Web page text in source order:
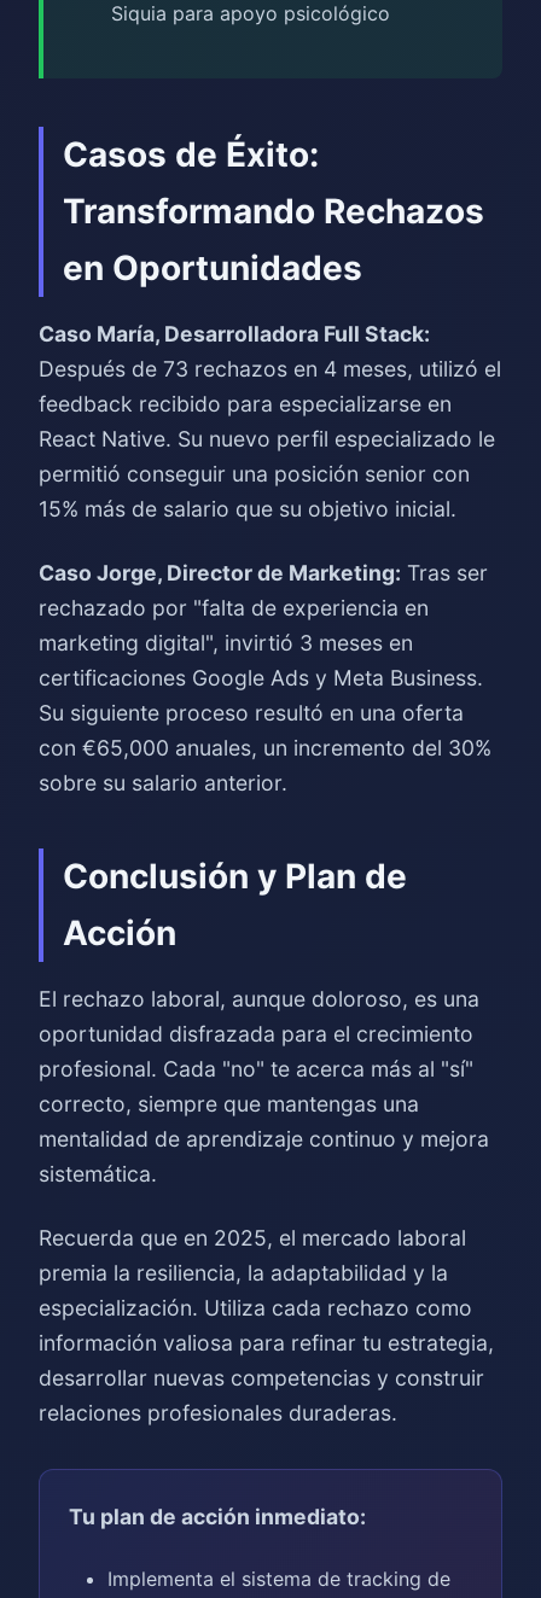
Siquia para apoyo psicológico
Casos de Éxito:
Transformando Rechazos
en Oportunidades
Caso María, Desarrolladora Full Stack:
Después de 73 rechazos en 4 meses, utilizó el
feedback recibido para especializarse en
React Native. Su nuevo perfil especializado le
permitió conseguir una posición senior con
15% más de salario que su objetivo inicial.
Caso Jorge, Director de Marketing: Tras ser
rechazado por "falta de experiencia en
marketing digital", invirtió 3 meses en
certificaciones Google Ads y Meta Business.
Su siguiente proceso resultó en una oferta
con €65,000 anuales, un incremento del 30%
sobre su salario anterior.
Conclusión y Plan de
Acción
El rechazo laboral, aunque doloroso, es una
oportunidad disfrazada para el crecimiento
profesional. Cada "no" te acerca más al "sí"
correcto, siempre que mantengas una
mentalidad de aprendizaje continuo y mejora
sistemática.
Recuerda que en 2025, el mercado laboral
premia la resiliencia, la adaptabilidad y la
especialización. Utiliza cada rechazo como
información valiosa para refinar tu estrategia,
desarrollar nuevas competencias y construir
relaciones profesionales duraderas.
Tu plan de acción inmediato:
Implementa el sistema de tracking de